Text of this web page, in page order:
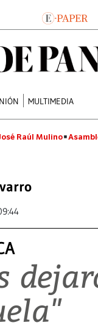
MULTIMEDIA
Raúl Mulino